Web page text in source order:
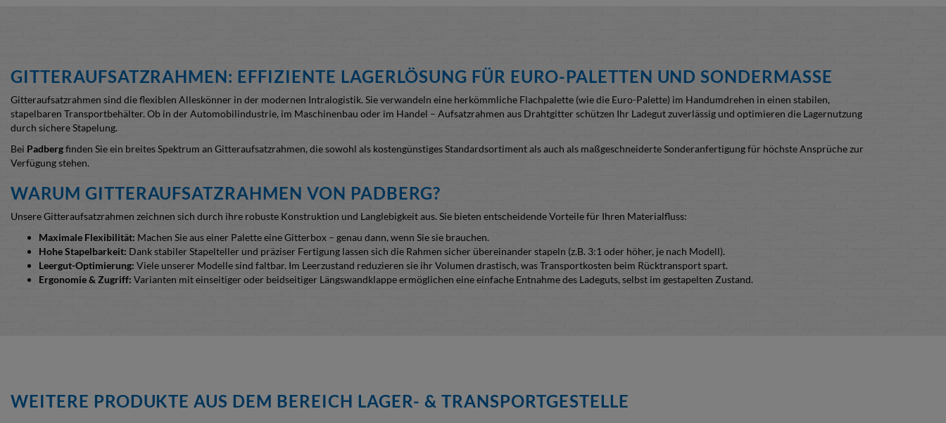
GITTERAUFSATZRAHMEN: EFFIZIENTE LAGERLÖSUNG FÜR EURO-PALETTEN UND SONDERMASS E
Gitteraufsatzrahmen sind die flexiblen Alleskönner in der modernen Intralogistik. Sie verwandeln eine herkömmliche Flachpalette (wie die Euro-Palette) im Handumdrehen in einen stabilen,
stapelbaren Transportbehälter. Ob in der Automobilindustrie, im Maschinenbau oder im Handel – Aufsatzrahmen aus Drahtgitter schützen Ihr Ladegut zuverlässig und optimieren die Lagernutzung
durch sichere Stapelung.
Bei Padbergfinden Sie ein breites Spektrum an Gitteraufsatzrahmen, die sowohl als kostengünstiges Standardsortiment als auch als maßgeschneiderte Sonderanfertigung für höchste Ansprüche zur
Verfügung stehen.
WARUM GITTERAUFSATZRAHMEN VON PADBERG?
Unsere Gitteraufsatzrahmen zeichnen sich durch ihre robuste Konstruktion und Langlebigkeit aus. Sie bieten entscheidende Vorteile für Ihren Materialfluss:
Maximale Flexibilität: Machen Sie aus einer Palette eine Gitterbox – genau dann, wenn Sie sie brauchen.
Hohe Stapelbarkeit: Dank stabiler Stapelteller und präziser Fertigung lassen sich die Rahmen sicher übereinander stapeln (z.B. 3:1 oder höher, je nach Modell).
Leergut-Optimierung: Viele unserer Modelle sind faltbar. Im Leerzustand reduzieren sie ihr Volumen drastisch, was Transportkosten beim Rücktransport spart.
Ergonomie & Zugriff: Varianten mit einseitiger oder beidseitiger Längswandklappe ermöglichen eine einfache Entnahme des Ladeguts, selbst im gestapelten Zustand.
Oberfläche: Hochwertige Pulverbeschichtung oder widerstandsfähige Feuerverzinkung
Trennwände:Sorgen für einen saubere Trennung von Gütern. Die Befestigung erfolgt an der Rückwand mit 2 fest angeschweißten Befestigungsbügeln.
WEITERE PRODUKTE AUS DEM BEREICH LAGER- & TRANSPORTGESTELLE